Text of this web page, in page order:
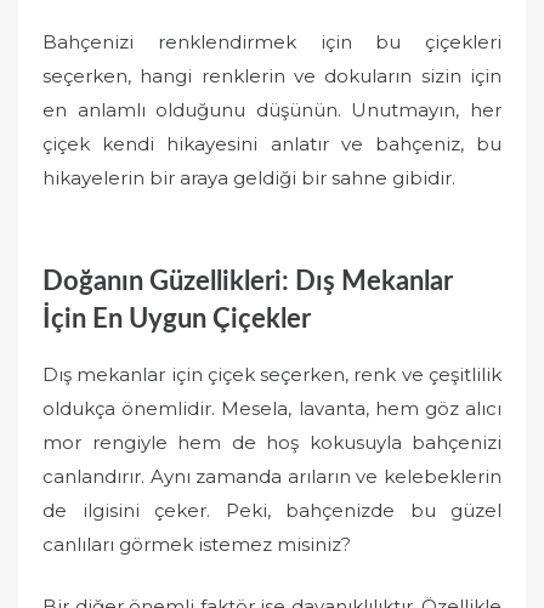
Bahçenizi renklendirmek için bu çiçekleri
seçerken, hangi renklerin ve dokuların sizin için
en anlamlı olduğunu düşünün. Unutmayın, her
çiçek kendi hikayesini anlatır ve bahçeniz, bu
hikayelerin bir araya geldiği bir sahne gibidir.
Doğanın Güzellikleri: Dış Mekanlar
İçin En Uygun Çiçekler
Dış mekanlar için çiçek seçerken, renk ve çeşitlilik
oldukça önemlidir. Mesela, lavanta, hem göz alıcı
mor rengiyle hem de hoş kokusuyla bahçenizi
canlandırır. Aynı zamanda arıların ve kelebeklerin
de ilgisini çeker. Peki, bahçenizde bu güzel
canlıları görmek istemez misiniz?